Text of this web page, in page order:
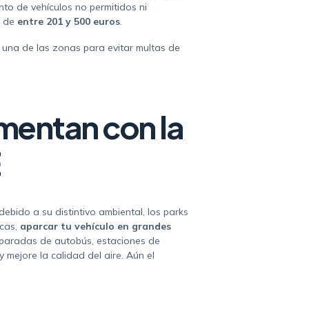
de vehículos no permitidos ni
de entre 201 y 500 euros.
de las zonas para evitar multas de
con la
a su distintivo ambiental, los parks
aparcar tu vehículo en grandes
de autobús, estaciones de
la calidad del aire. Aún el